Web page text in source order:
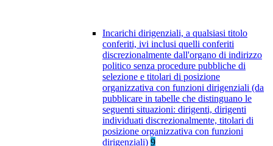
Incarichi dirigenziali, a qualsiasi titolo
conferiti, ivi inclusi quelli conferiti
discrezionalmente dall'organo di indirizzo
politico senza procedure pubbliche di
selezione e titolari di posizione
organizzativa con funzioni dirigenziali (da
pubblicare in tabelle che distinguano le
seguenti situazioni: dirigenti, dirigenti
individuati discrezionalmente, titolari di
posizione organizzativa con funzioni
dirigenziali) 9